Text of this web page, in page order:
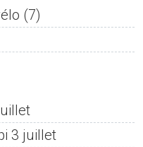
(7)
3 juillet